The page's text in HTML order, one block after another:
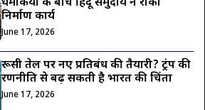
धमकियों के बीच हिंदू समुदाय ने रोका
निर्माण कार्य
June 17, 2026
रूसी तेल पर नए प्रतिबंध की तैयारी? ट्रंप की
रणनीति से बढ़ सकती है भारत की चिंता
June 17, 2026